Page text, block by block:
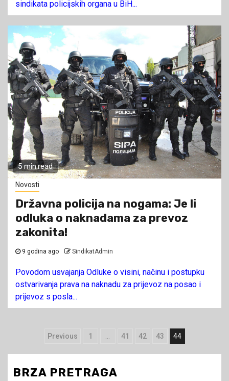
sindikata policijskih organa u BiH...
5 min read
Novosti
Državna policija na nogama: Je li
odluka o naknadama za prevoz
zakonita!
9 godina ago SindikatAdmin
Povodom usvajanja Odluke o visini, načinu i postupku
ostvarivanja prava na naknadu za prijevoz na posao i
prijevoz s posla...
Navigacija
člancima
Previous 1 41 42 43 44
BRZA PRETRAGA